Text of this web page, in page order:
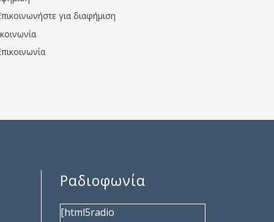
για διαφήμιση
Ραδιοφωνία
[html5radio